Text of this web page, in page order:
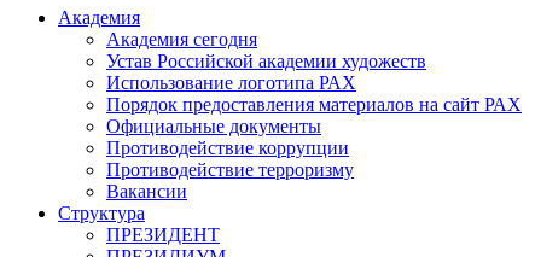
Академия
Академия сегодня
Устав Российской академии художеств
Использование логотипа РАХ
Порядок предоставления материалов на сайт РАХ
Официальные документы
Противодействие коррупции
Противодействие терроризму
Вакансии
Структура
ПРЕЗИДЕНТ